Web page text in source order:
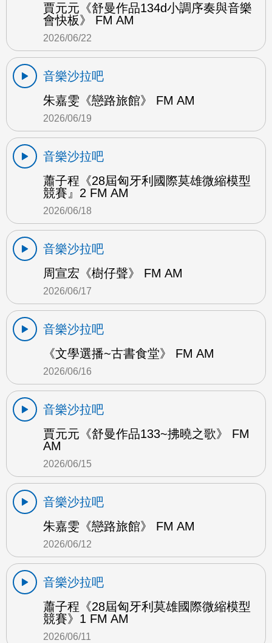
賈元元《舒曼作品134d小調序奏與音樂
會快板》 FM AM
2026/06/22
音樂沙拉吧
朱嘉雯《戀路旅館》 FM AM
2026/06/19
音樂沙拉吧
蕭子程《28屆匈牙利國際莫雄微縮模型
競賽』2 FM AM
2026/06/18
音樂沙拉吧
周宣宏《樹仔聲》 FM AM
2026/06/17
音樂沙拉吧
《文學選播~古書食堂》 FM AM
2026/06/16
音樂沙拉吧
賈元元《舒曼作品133~拂曉之歌》 FM
AM
2026/06/15
音樂沙拉吧
朱嘉雯《戀路旅館》 FM AM
2026/06/12
音樂沙拉吧
蕭子程《28屆匈牙利莫雄國際微縮模型
競賽》1 FM AM
2026/06/11